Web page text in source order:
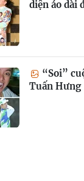
diện áo dài
“Soi”
Tuấn Hưng